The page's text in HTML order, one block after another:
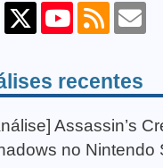
recentes
Assassin’s
no Nintendo